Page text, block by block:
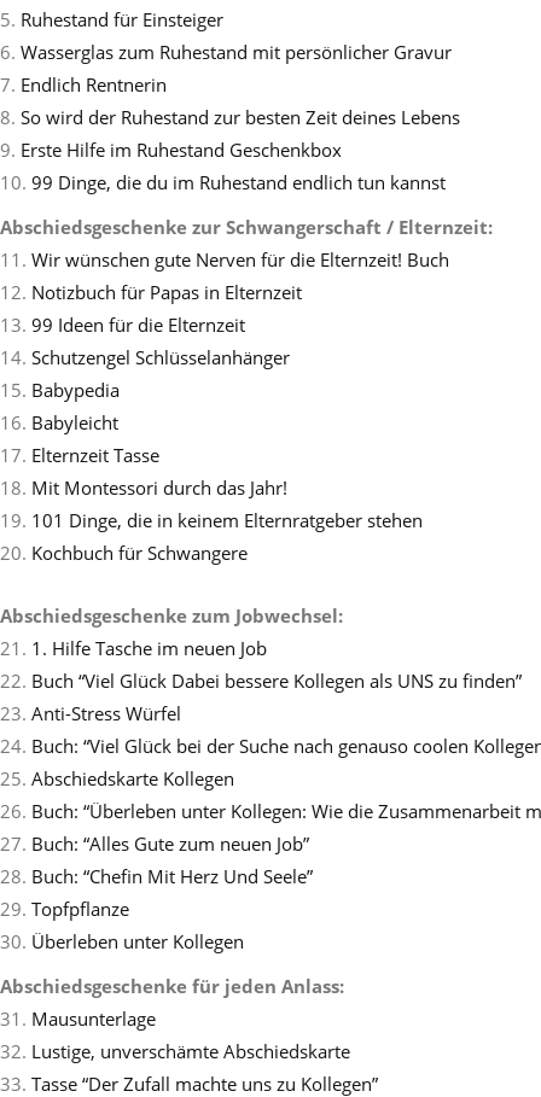
5. Ruhestand für Einsteiger
6. Wasserglas zum Ruhestand mit persönlicher Gravur
7. Endlich Rentnerin
8. So wird der Ruhestand zur besten Zeit deines Lebens
9. Erste Hilfe im Ruhestand Geschenkbox
10. 99 Dinge, die du im Ruhestand endlich tun kannst
Abschiedsgeschenke zur Schwangerschaft / Elternzeit:
11. Wir wünschen gute Nerven für die Elternzeit! Buch
12. Notizbuch für Papas in Elternzeit
13. 99 Ideen für die Elternzeit
14. Schutzengel Schlüsselanhänger
15. Babypedia
16. Babyleicht
17. Elternzeit Tasse
18. Mit Montessori durch das Jahr!
19. 101 Dinge, die in keinem Elternratgeber stehen
20. Kochbuch für Schwangere
Abschiedsgeschenke zum Jobwechsel:
21. 1. Hilfe Tasche im neuen Job
22. Buch “Viel Glück Dabei bessere Kollegen als UNS zu finden”
23. Anti-Stress Würfel
24. Buch: “Viel Glück bei der Suche nach genauso coolen
25. Abschiedskarte Kollegen
26. Buch: “Überleben unter Kollegen: Wie die Zusammenarbeit
27. Buch: “Alles Gute zum neuen Job”
28. Buch: “Chefin Mit Herz Und Seele”
29. Topfpflanze
30. Überleben unter Kollegen
Abschiedsgeschenke für jeden Anlass:
31. Mausunterlage
32. Lustige, unverschämte Abschiedskarte
33. Tasse “Der Zufall machte uns zu Kollegen”